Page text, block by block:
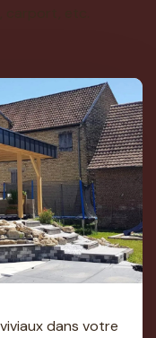
dans votre